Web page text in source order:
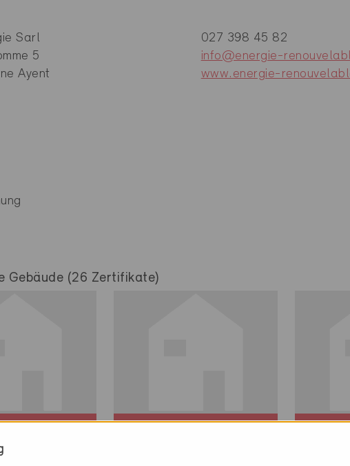
Sarl
5
Ayent
027 398 45 82
info@energie-
www.energie-
Gebäude (26 Zertifikate)